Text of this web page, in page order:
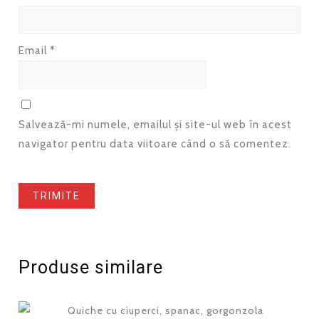
Email*
Salvează-mi numele, emailul și site-ul web în acest
navigator pentru data viitoare când o să comentez.
Produse similare